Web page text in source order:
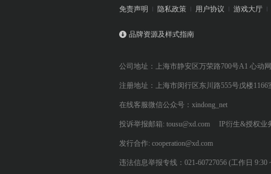
免责声明 隐私政策 用户协议 游戏大厅
品牌资源及样式指南
公司地址：上海市静安区万荣路700号A1 心动
注册地址：上海市闵行区东川路555号戊楼1166
在线客服微信公众号：xindong_net
投诉举报邮箱: tousu@xd.com IP衍生&授权业
发行合作: cooperation@xd.com
违法信息举报专线：021-60727056 (工作日 9:30